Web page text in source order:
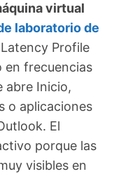
virtual
laboratorio de
Profile
en frecuencias
abre Inicio,
o aplicaciones
El
porque las
visibles en